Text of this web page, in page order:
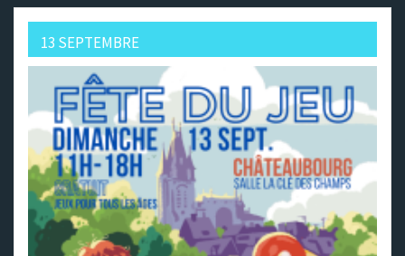
13 SEPTEMBRE